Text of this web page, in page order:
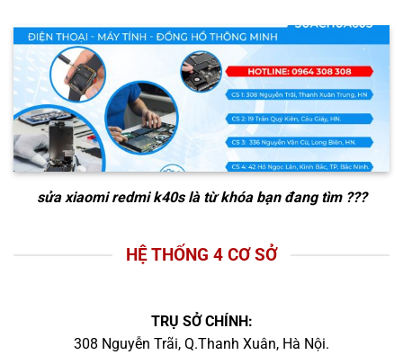
sửa xiaomi redmi k40slà từ khóa bạn đang tìm ???
HỆ THỐNG 4 CƠ SỞ
TRỤ SỞ CHÍNH:
308 Nguyễn Trãi, Q.Thanh Xuân, Hà Nội.